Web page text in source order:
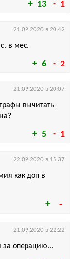
13 1
6 2
в мес.
21.09.2020 в 20:42
5 1
вычитать,
21.09.2020 в 20:07
как доп в
22.09.2020 в 15:37
за операцию...
21.09.2020 в 22:22